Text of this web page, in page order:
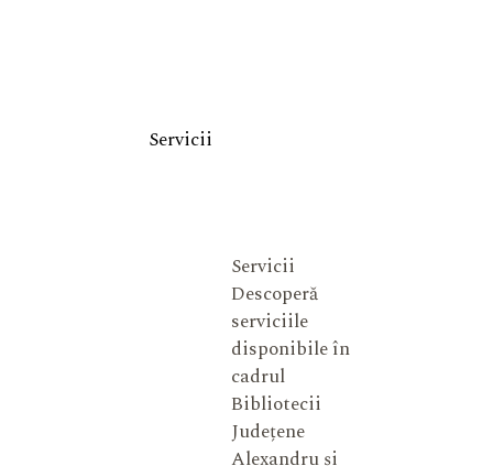
Servicii
Servicii
Descoperă
serviciile
disponibile în
cadrul
Bibliotecii
Județene
Alexandru și